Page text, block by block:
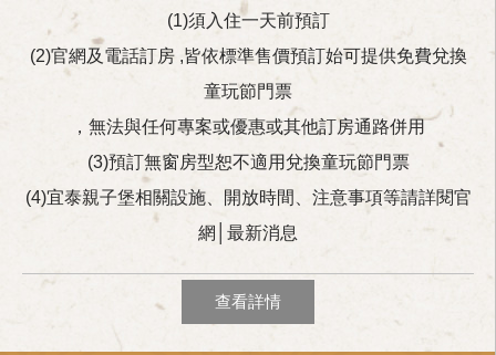
(1)須入住一天前預訂
(2)官網及電話訂房 ,皆依標準售價預訂始可提供免費兌換
童玩節門票
，無法與任何專案或優惠或其他訂房通路併用
(3)預訂無窗房型恕不適用兌換童玩節門票
(4)宜泰親子堡相關設施、開放時間、注意事項等請詳閱官
網│最新消息
查看詳情